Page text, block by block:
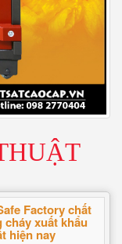
Factory chất
xuất khẩu
hiện nay